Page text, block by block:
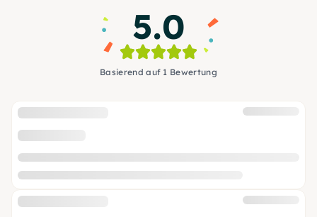
5.0
Basierend auf 1 Bewertung